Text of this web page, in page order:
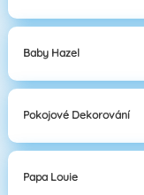
Baby Hazel
Pokojové Dekorování
Papa Louie